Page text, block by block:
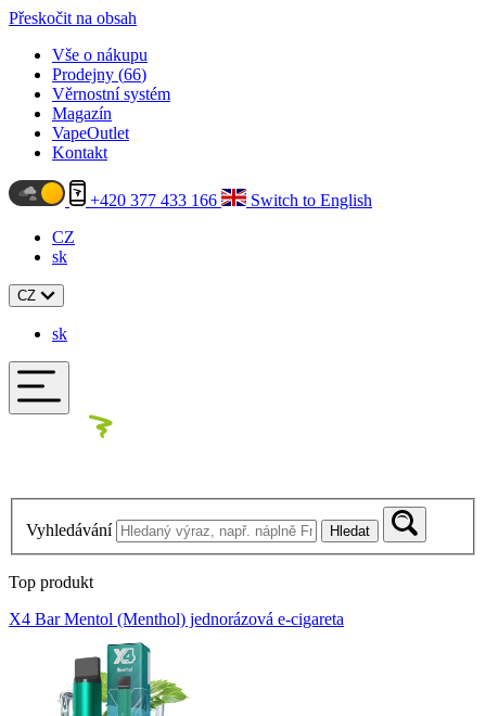
Přeskočit na obsah
Vše o nákupu
Prodejny (66)
Věrnostní systém
Magazín
VapeOutlet
Kontakt
+420 377 433 166
Switch to English
CZ
sk
CZ
sk
Vyhledávání Hledat
Top produkt
X4 Bar Mentol (Menthol) jednorázová e-cigareta